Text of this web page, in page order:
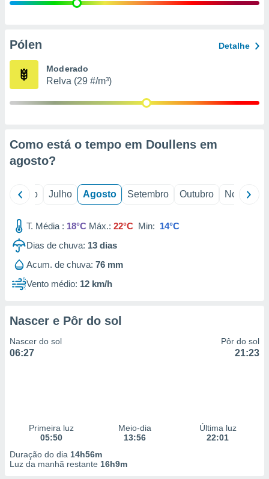
e
de
Pólen Detalhe
Moderado
Relva (29 #/m³)
Como está o tempo em Doullens em
agosto?
Junho Julho Agosto Setembro Outubro Novembro
T. Média : 18°C Máx.: 22°C Min: 14°C
Dias de chuva: 13 dias
Acum. de chuva: 76 mm
Vento médio: 12 km/h
Nascer e Pôr do sol
Nascer do sol
06:27
Pôr do sol
21:23
Primeira luz
05:50
Meio-dia
13:56
Última luz
22:01
Duração do dia 14h56m
Luz da manhã restante 16h9m